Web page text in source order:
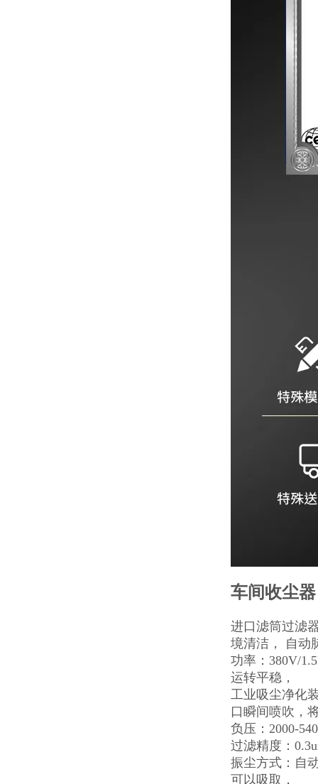
车间收尘器
进口滤筒过滤
境清洁， 自动
功率：380V/
运转平稳，
工业吸尘净化
口瞬间喷吹，
负压：2000-
过滤精度：
振尘方式：自
可以吸取，